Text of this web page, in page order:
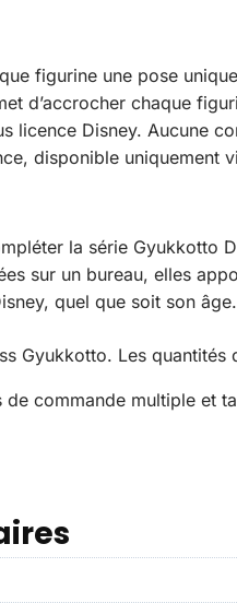
figurine une pose
d’accrocher chaque
licence Disney. Aucune
disponible uniquement
la série Gyukkotto
sur un bureau, elles
quel que soit son âge.
Gyukkotto. Les
commande multiple et